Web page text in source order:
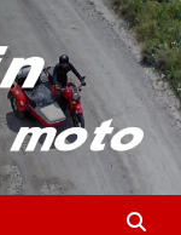
moto